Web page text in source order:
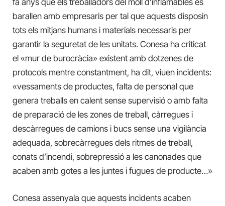
barallen amb empresaris per tal que aquests disposin
tots els mitjans humans i materials necessaris per
garantir la seguretat de les unitats. Conesa ha criticat
el «mur de burocràcia» existent amb dotzenes de
protocols mentre constantment, ha dit, viuen incidents:
«vessaments de productes, falta de personal que
genera treballs en calent sense supervisió o amb falta
de preparació de les zones de treball, càrregues i
descàrregues de camions i bucs sense una vigilància
adequada, sobrecàrregues dels ritmes de treball,
conats d’incendi, sobrepressió a les canonades que
acaben amb gotes a les juntes i fugues de producte…»
Conesa assenyala que aquests incidents acaben